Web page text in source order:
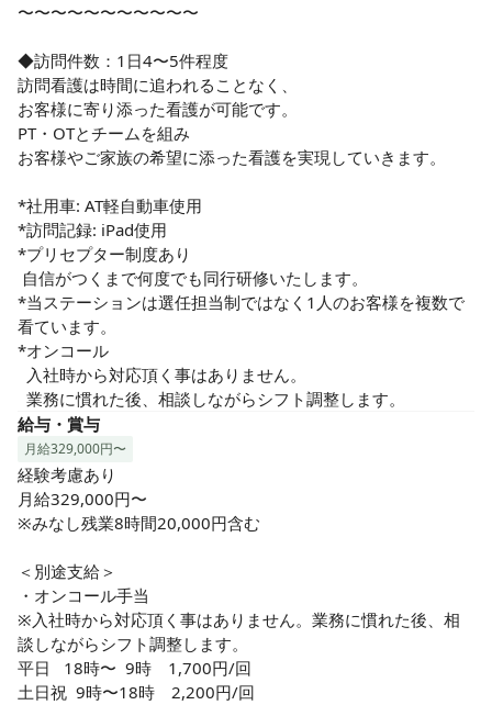
〜〜〜〜〜〜〜〜〜〜〜
◆訪問件数：1日4〜5件程度
訪問看護は時間に追われることなく、
お客様に寄り添った看護が可能です。
PT・OTとチームを組み
お客様やご家族の希望に添った看護を実現していきます。
*社用車: AT軽自動車使用
*訪問記録: iPad使用
*プリセプター制度あり
*当ステーションは選任担当制ではなく1人のお客様を複数で
看ています。
*オンコール
  業務に慣れた後、相談しながらシフト調整します。
給与・賞与
月給329,000円〜
経験考慮あり
月給329,000円〜
※みなし残業8時間20,000円含む
＜別途支給＞
・オンコール手当
※入社時から対応頂く事はありません。業務に慣れた後、相
談しながらシフト調整します。
平日   18時〜  9時　1,700円/回
土日祝  9時〜18時　2,200円/回